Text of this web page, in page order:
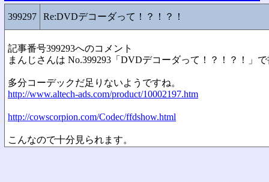
399297 Re:DVDデコーダって！？！？！
記事番号399293へのコメント
まんじさんは No.399293「DVDデコーダって！？！？！」
多分コーデックだ足りないようですね。
http://www.altech-ads.com/product/10002197.htm
http://cowscorpion.com/Codec/ffdshow.html
こんなので十分見られます。